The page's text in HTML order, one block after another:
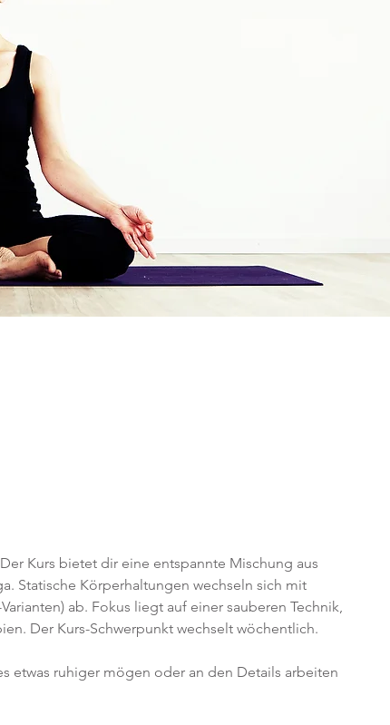
Kurs bietet dir eine entspannte Mischung aus
Statische Körperhaltungen wechseln sich mit
ab. Fokus liegt auf einer sauberen Technik,
Der Kurs-Schwerpunkt wechselt wöchentlich.
etwas ruhiger mögen oder an den Details arbeiten